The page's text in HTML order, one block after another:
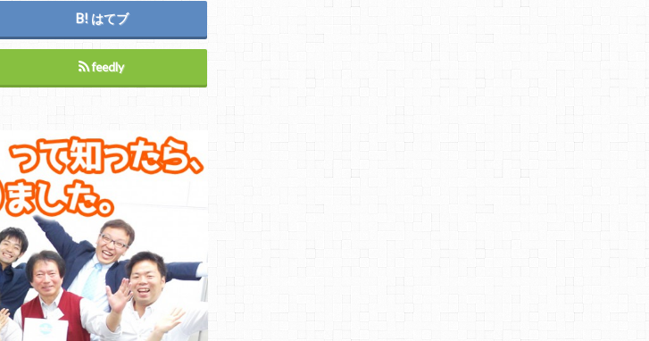
はてブ
feedly